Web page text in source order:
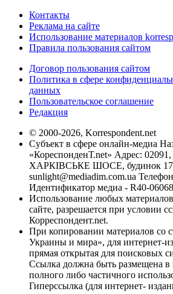
Контакты
Реклама на сайте
Использование материалов
Правила пользования сайтом
Договор пользования сайтом
Политика в сфере
данных
Пользовательское соглашение
Редакция
© 2000-2026, Korrespondent.net
Субъект в сфере онлайн-медиа
«КореспонденТ.net» Адрес: 02091,
ХАРКІВСЬКЕ ШОСЕ, будинок
sunlight@mediadim.com.ua
Идентификатор медиа - R40-06068
Использование любых
сайте, разрешается при условии
Корреспондент.net.
При копировании материалов со
Украины и мира», для интернет-
прямая открытая для поисковых
Ссылка должна быть размещена в
полного либо частичного
Гиперссылка (для интернет-